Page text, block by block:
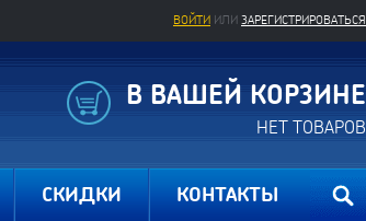
ВОЙТИ ИЛИ ЗАРЕГИСТРИРОВАТЬСЯ
В ВАШЕЙ КОРЗИНЕ
НЕТ ТОВАРОВ
СКИДКИ КОНТАКТЫ